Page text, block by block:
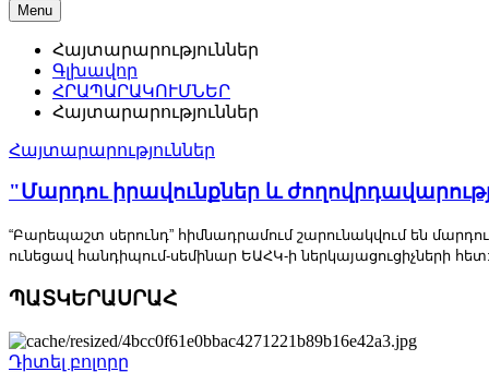
Menu
Հայտարարություններ
Գլխավոր
ՀՐԱՊԱՐԱԿՈՒՄՆԵՐ
Հայտարարություններ
Հայտարարություններ
"Մարդու իրավունքներ և
“Բարեպաշտ սերունդ” հիմնադրամում շարունակվում են
ունեցավ հանդիպում-սեմինար ԵԱՀԿ-ի ներկայացուցիչների
ՊԱՏԿԵՐԱՍՐԱՀ
Դիտել բոլորը